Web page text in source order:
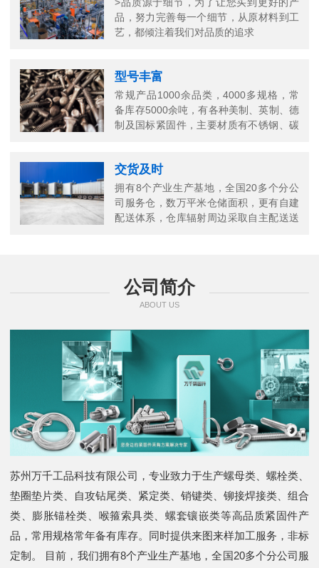
品，努力完善每一个细节，从原材料到工
艺，都倾注着我们对品质的追求
型号丰富
常规产品1000余品类，4000多规格，常
备库存5000余吨，有各种美制、英制、德
制及国标紧固件，主要材质有不锈钢、碳
交货及时
拥有8个产业生产基地，全国20多个分公
司服务仓，数万平米仓储面积，更有自建
配送体系，仓库辐射周边采取自主配送送
公司简介
ABOUT US
苏州万千工品科技有限公司，专业致力于生产螺母类、螺栓类、
垫圈垫片类、自攻钻尾类、紧定类、销键类、铆接焊接类、组合
类、膨胀锚栓类、喉箍索具类、螺套镶嵌类等高品质紧固件产
品，常用规格常年备有库存。同时提供来图来样加工服务，非标
定制。 目前，我们拥有8个产业生产基地，全国20多个分公司服